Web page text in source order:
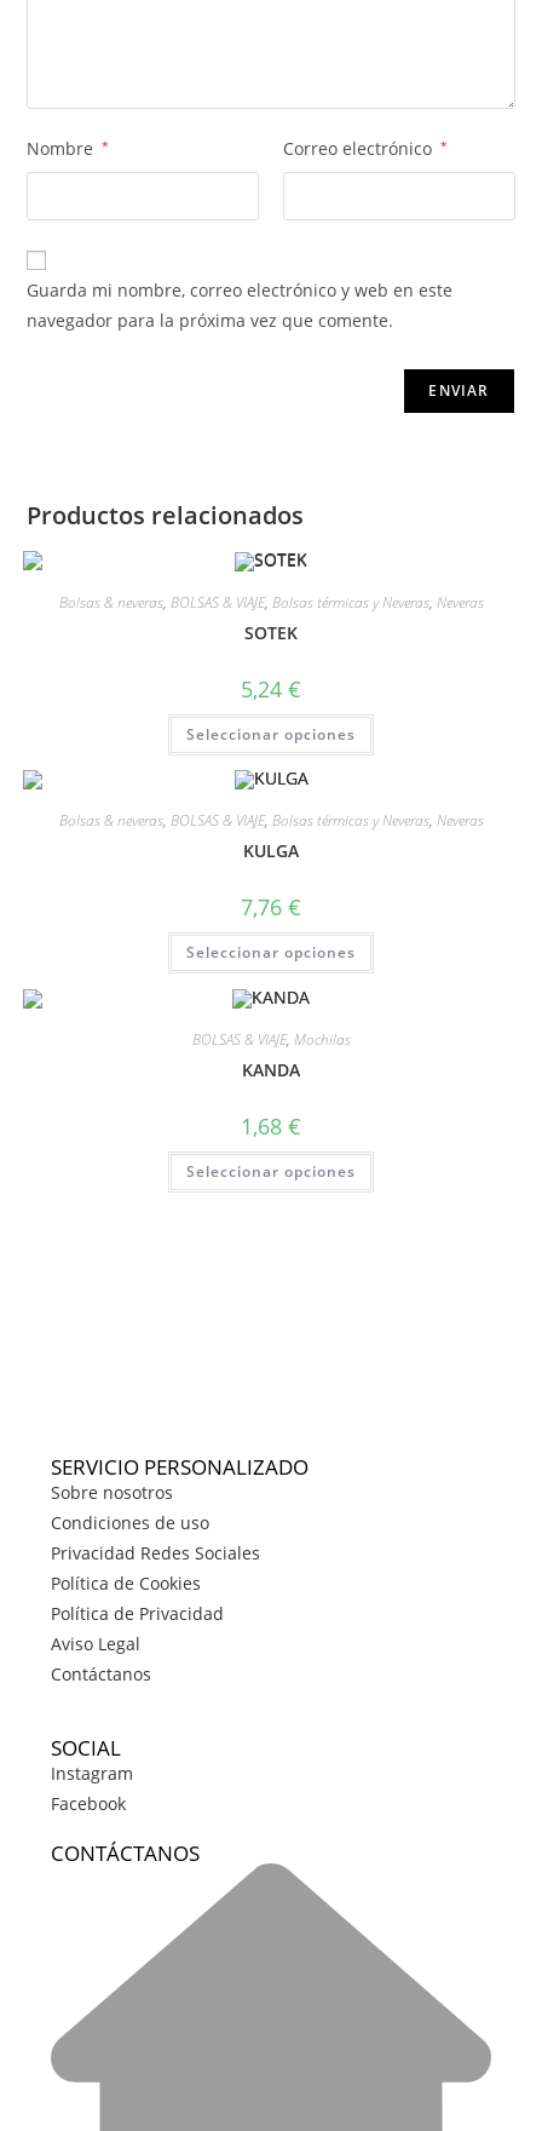
Nombre * Correo electrónico *
Guarda mi nombre, correo electrónico y web en este
navegador para la próxima vez que comente.
Productos relacionados
Bolsas & neveras, BOLSAS & VIAJE, Bolsas térmicas y Neveras, Neveras
SOTEK
5,24 €
Seleccionar opciones
Bolsas & neveras, BOLSAS & VIAJE, Bolsas térmicas y Neveras, Neveras
KULGA
7,76 €
Seleccionar opciones
BOLSAS & VIAJE, Mochilas
KANDA
1,68 €
Seleccionar opciones
SERVICIO PERSONALIZADO
Sobre nosotros
Condiciones de uso
Privacidad Redes Sociales
Política de Cookies
Política de Privacidad
Aviso Legal
Contáctanos
SOCIAL
Instagram
Facebook
CONTÁCTANOS